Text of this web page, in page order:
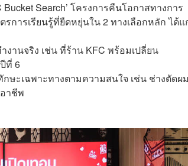
Search’ โครงการคืนโอกาสทางการ
การเรียนรู้ที่ยืดหยุ่นใน 2 ทางเลือกหลัก ได้แ
งานจริง เช่น ที่ร้าน KFC พร้อมเปลี่ยน
ที่ 6
ษะเฉพาะทางตามความสนใจ เช่น ช่างตัดผ
าชีพ